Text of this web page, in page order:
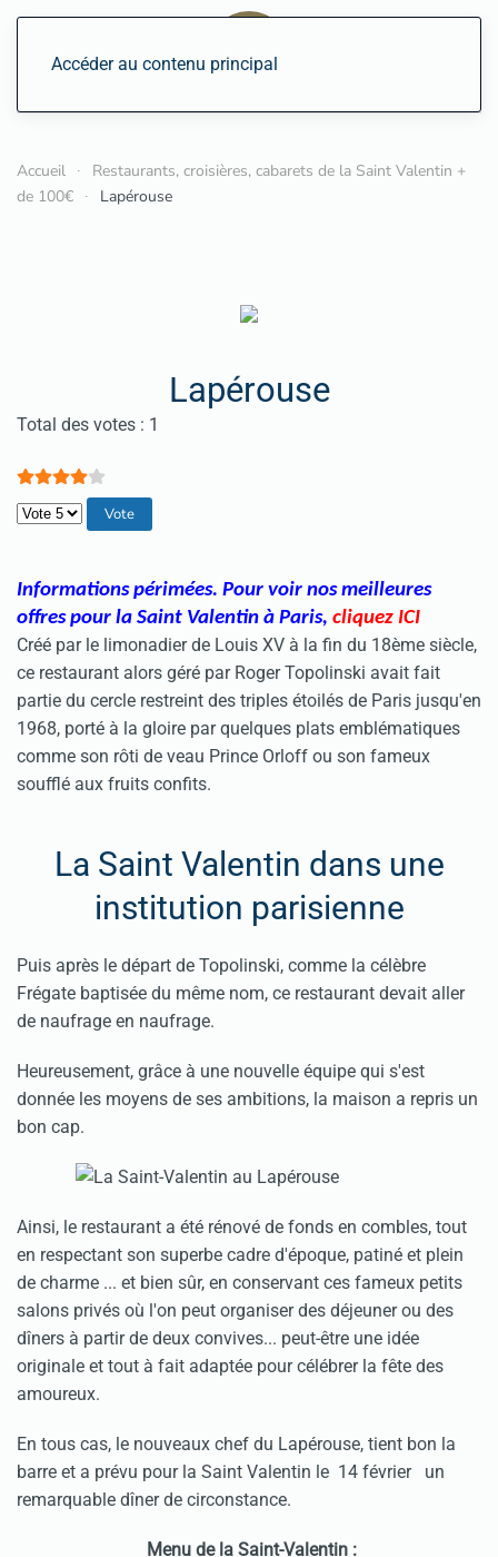
Accéder au contenu principal
Accueil
Restaurants, croisières, cabarets de la Saint Valentin +
de 100€
Lapérouse
Lapérouse
Vote utilisateur:4/
Total des votes : 1
Veuillez voter
Informations périmées. Pour voir nos meilleures
offres pour la Saint Valentin à Paris, cliquez ICI
Créé par le limonadier de Louis XV à la fin du 18ème siècle,
ce restaurant alors géré par Roger Topolinski avait fait
partie du cercle restreint des triples étoilés de Paris jusqu'en
1968, porté à la gloire par quelques plats emblématiques
comme son rôti de veau Prince Orloff ou son fameux
soufflé aux fruits confits.
La Saint Valentin dans une
institution parisienne
Puis après le départ de Topolinski, comme la célèbre
Frégate baptisée du même nom, ce restaurant devait aller
de naufrage en naufrage.
Heureusement, grâce à une nouvelle équipe qui s'est
donnée les moyens de ses ambitions, la maison a repris un
bon cap.
Ainsi, le restaurant a été rénové de fonds en combles, tout
en respectant son superbe cadre d'époque, patiné et plein
de charme ... et bien sûr, en conservant ces fameux petits
salons privés où l'on peut organiser des déjeuner ou des
dîners à partir de deux convives... peut-être une idée
originale et tout à fait adaptée pour célébrer la fête des
amoureux.
En tous cas, le nouveaux chef du Lapérouse, tient bon la
barre et a prévu pour la Saint Valentin le 14 février un
remarquable dîner de circonstance.
Menu de la Saint-Valentin :